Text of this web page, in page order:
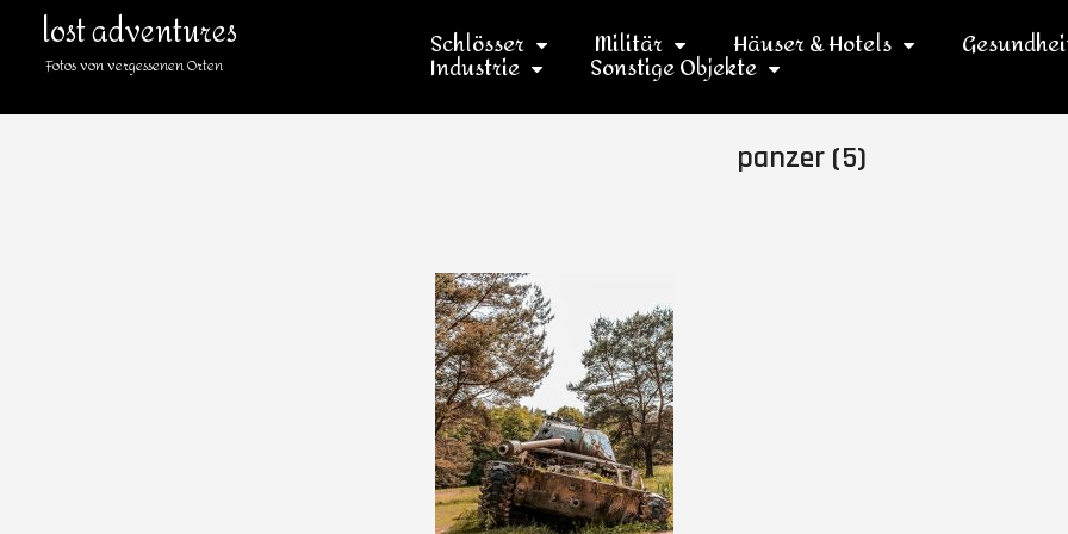
lost adventures
Fotos von vergessenen Orten Schlösser Militär Häuser & Hotels
Industrie Sonstige Objekte
panzer (5)